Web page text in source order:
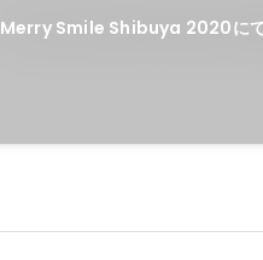
Merry Smile Shibuya 2020にて